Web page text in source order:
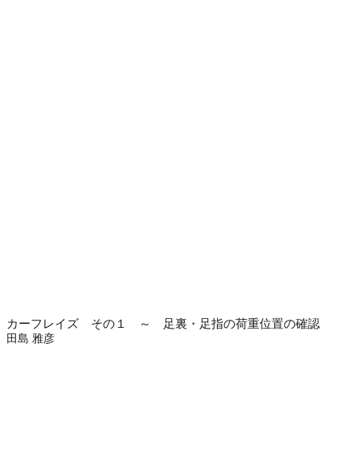
カーフレイズ その１ ～ 足裏・足指の荷重位置の確認
田島 雅彦